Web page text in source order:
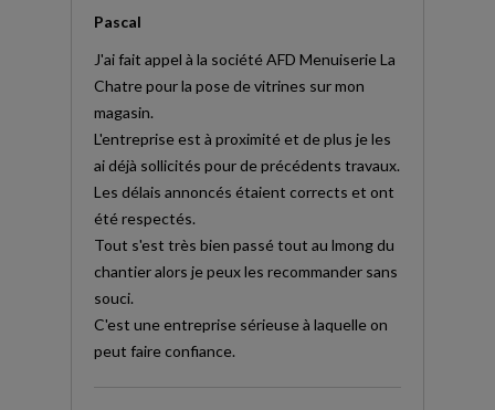
Pascal
J'ai fait appel à la société AFD Menuiserie La
Chatre pour la pose de vitrines sur mon
magasin.
L'entreprise est à proximité et de plus je les
ai déjà sollicités pour de précédents travaux.
Les délais annoncés étaient corrects et ont
été respectés.
Tout s'est très bien passé tout au lmong du
chantier alors je peux les recommander sans
souci.
C'est une entreprise sérieuse à laquelle on
peut faire confiance.